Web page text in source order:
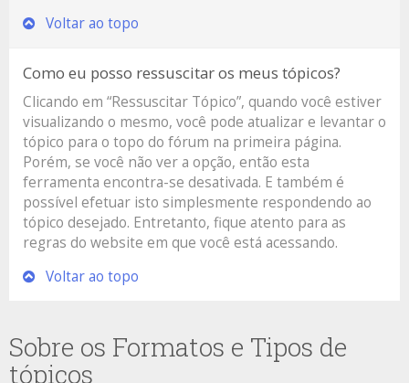
Voltar ao topo
Como eu posso ressuscitar os meus tópicos?
Clicando em “Ressuscitar Tópico”, quando você estiver
visualizando o mesmo, você pode atualizar e levantar o
tópico para o topo do fórum na primeira página.
Porém, se você não ver a opção, então esta
ferramenta encontra-se desativada. E também é
possível efetuar isto simplesmente respondendo ao
tópico desejado. Entretanto, fique atento para as
regras do website em que você está acessando.
Voltar ao topo
Sobre os Formatos e Tipos de
tópicos